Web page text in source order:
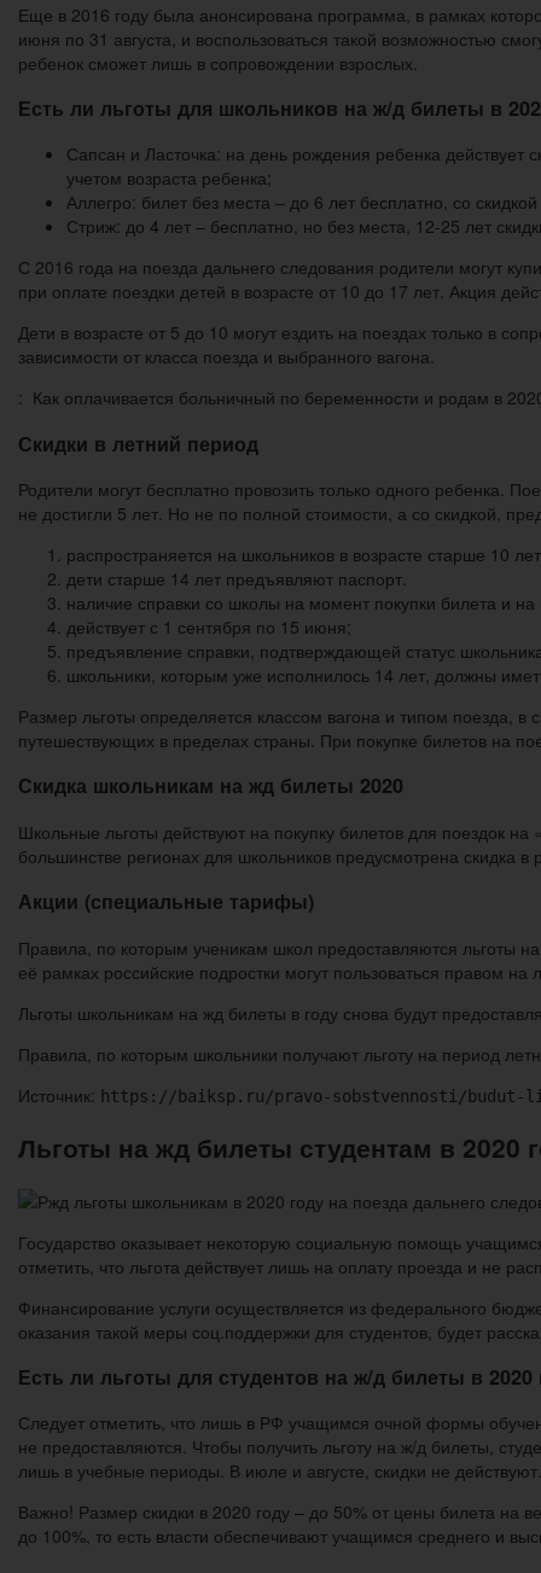
Еще в 2016 году была анонсирована программа, в рамках
июня по 31 августа, и воспользоваться такой возможностью
ребенок сможет лишь в сопровождении взрослых.
Есть ли льготы для школьников на ж/д билеты в
Сапсан и Ласточка: на день рождения ребенка
учетом возраста ребенка;
Аллегро: билет без места – до 6 лет бесплатно, со
Стриж: до 4 лет – бесплатно, но без места, 12-25 лет
С 2016 года на поезда дальнего следования родители могут
при оплате поездки детей в возрасте от 10 до 17 лет. Акция
Дети в возрасте от 5 до 10 могут ездить на поездах только в
зависимости от класса поезда и выбранного вагона.
: Как оплачивается больничный по беременности и родам в
Скидки в летний период
Родители могут бесплатно провозить только одного ребенка.
не достигли 5 лет. Но не по полной стоимости, а со скидкой,
распространяется на школьников в возрасте старше 10
дети старше 14 лет предъявляют паспорт.
наличие справки со школы на момент покупки билета и на
действует с 1 сентября по 15 июня;
предъявление справки, подтверждающей статус
школьники, которым уже исполнилось 14 лет, должны
Размер льготы определяется классом вагона и типом поезда,
путешествующих в пределах страны. При покупке билетов на
Скидка школьникам на жд билеты 2020
Школьные льготы действуют на покупку билетов для поездок
большинстве регионах для школьников предусмотрена скидка в
Акции (специальные тарифы)
Правила, по которым ученикам школ предоставляются льготы
её рамках российские подростки могут пользоваться правом
Льготы школьникам на жд билеты в году снова будут
Правила, по которым школьники получают льготу на период
Источник: https://baiksp.ru/pravo-sobstvennosti/budut-
Льготы на жд билеты студентам в 2020
Государство оказывает некоторую социальную помощь
отметить, что льгота действует лишь на оплату проезда и не
Финансирование услуги осуществляется из федерального
оказания такой меры соц.поддержки для студентов, будет
Есть ли льготы для студентов на ж/д билеты в 2020
Следует отметить, что лишь в РФ учащимся очной формы
не предоставляются. Чтобы получить льготу на ж/д билеты,
лишь в учебные периоды. В июле и августе, скидки не действуют.
Важно! Размер скидки в 2020 году – до 50% от цены билета на
до 100%, то есть власти обеспечивают учащимся среднего и